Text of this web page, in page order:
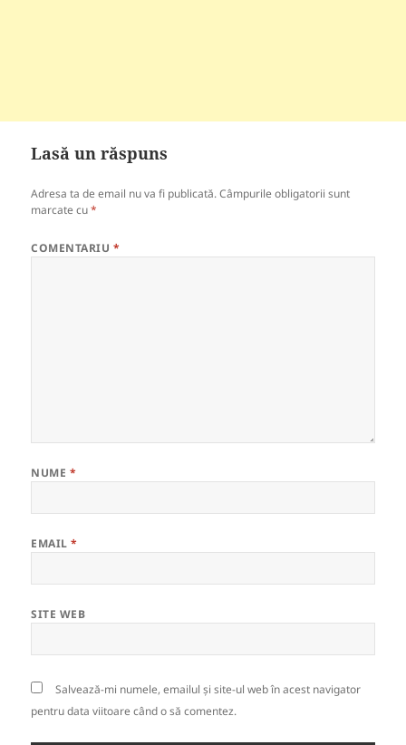
Lasă un răspuns
Adresa ta de email nu va fi publicată. Câmpurile obligatorii sunt
marcate cu*
COMENTARIU *
NUME *
EMAIL*
SITE WEB
Salvează-mi numele, emailul și site-ul web în acest navigator
pentru data viitoare când o să comentez.